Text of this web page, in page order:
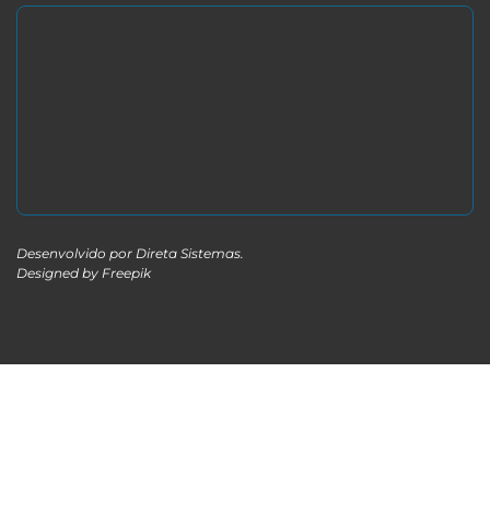
Desenvolvido por Direta Sistemas
Designed by Freepik